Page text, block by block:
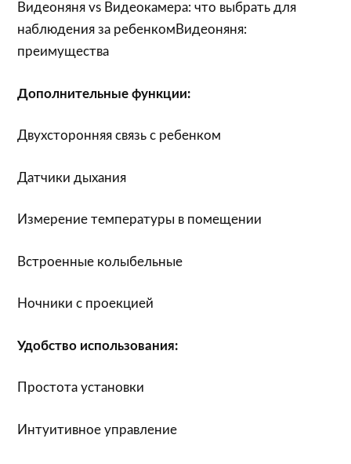
Видеоняня vs Видеокамера: что выбрать для
наблюдения за ребенкомВидеоняня:
преимущества
Дополнительные функции:
Двухсторонняя связь с ребенком
Датчики дыхания
Измерение температуры в помещении
Встроенные колыбельные
Ночники с проекцией
Удобство использования:
Простота установки
Интуитивное управление